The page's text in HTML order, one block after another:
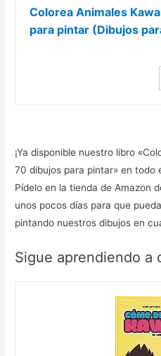
Colorea Animales
para pintar (Dibujos
¡Ya disponible nuestro libro
70 dibujos para pintar» en todo
Pídelo en la tienda de Amazon
unos pocos días para que
pintando nuestros dibujos en
Sigue aprendiendo a